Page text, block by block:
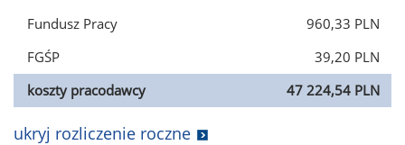
Fundusz Pracy
960,33 PLN
FGŚP
39,20 PLN
koszty pracodawcy
47 224,54 PLN
ukryj rozliczenie roczne